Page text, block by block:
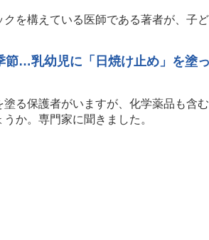
を構えている医師である著者が、子
節…乳幼児に「日焼け止め」を塗
る保護者がいますが、化学薬品も含
か。専門家に聞きました。